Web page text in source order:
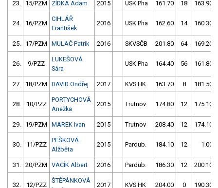
23. 15/PZM ZÍDKA Adam 2015 USK Pha 161.70 18 163.90
24. 16/PZM
CIHLÁŘ
František
2016 USK Pha 162.60 14 160.30
25. 17/PZM MULAČ Patrik 2016 SKVSČB 201.80 64 169.20
26. 9/PZZ
LUKEŠOVÁ
Sára
USK Pha 164.40 56 161.80
27. 18/PZM DAVID Ondřej 2017 KVS HK 163.70 8 181.50
28. 10/PZZ
PORTYCHOVÁ
Anežka
2015 Trutnov 174.80 12 175.10
29. 19/PZM MAREK Ivan 2015 Trutnov 208.40 12 174.10
30. 11/PZZ
PEŠKOVÁ
Alžběta
2015 Pardub. 184.10 12 1.00
31. 20/PZM VACÍK Albert 2016 Pardub. 186.30 12 200.10
32. 12/PZZ
ŠTĚPÁNKOVÁ
2017 KVS HK 204.00 0 190.30